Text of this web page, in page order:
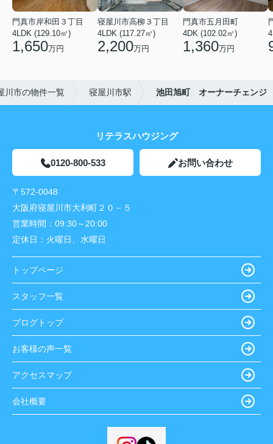
門真市岸和田３丁目
4LDK (129.10㎡)
1,650万円
寝屋川市高柳３丁目
4LDK (117.27㎡)
2,200万円
門真市五月田町
4DK (102.02㎡)
1,360万円
川市の物件一覧 寝屋川市駅 池田旭町 オーナーチェンジ
リテラスハウジング
0120-800-533 お問い合わせ
〒572-0048
大阪府寝屋川市大利町２０－５
営業時間： 09:30～20:00
定休日： 火曜日、水曜日
トップページ
スタッフ一覧
ブログトップ
お客様の声一覧
アクセスマップ
会社概要